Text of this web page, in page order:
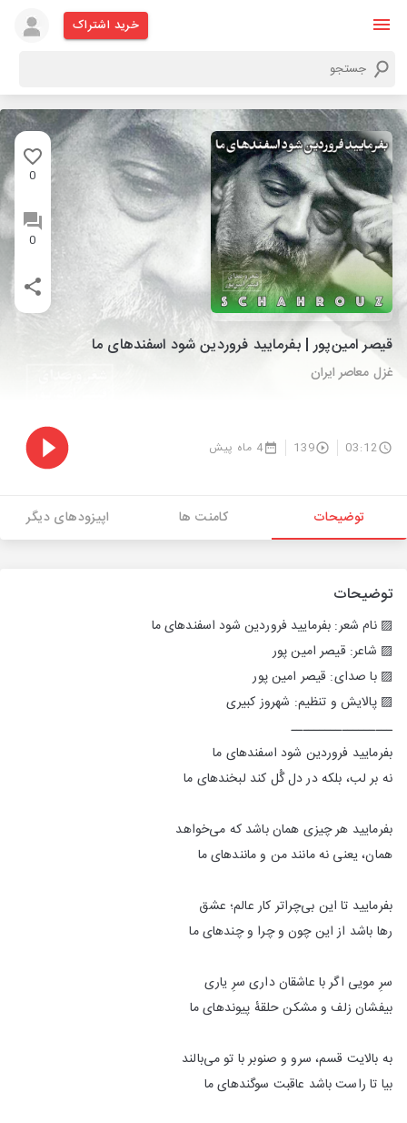
خرید اشتراک
0
0
قیصر امین‌پور | بفرمایید فروردین شود اسفندهای ما
غزل معاصر ایران
03:12
139 4 ماه پیش
توضیحات کامنت ها اپیزودهای دیگر
توضیحات
▨ نام شعر: بفرمایید فروردین شود اسفندهای ما
▨ شاعر: قیصر امین پور
▨ با صدای: قیصر امین پور
▨ پالایش و تنظیم: شهروز کبیری
ــــــــــــــــــ
بفرمایید فروردین شود اسفندهای ما
نه بر لب، بلکه در دل گُل کند لبخندهای ما
بفرمایید هر چیزی همان باشد که می‌خواهد
همان، یعنی نه مانند من و مانندهای ما
بفرمایید تا این بی‌چراتر کار عالم؛ عشق
رها باشد از این چون و چرا و چندهای ما
سرِ مویی اگر با عاشقان داری سرِ یاری
بیفشان زلف و مشکن حلقهٔ پیوندهای ما
به بالایت قسم، سرو و صنوبر با تو می‌بالند
بیا تا راست باشد عاقبت سوگندهای ما